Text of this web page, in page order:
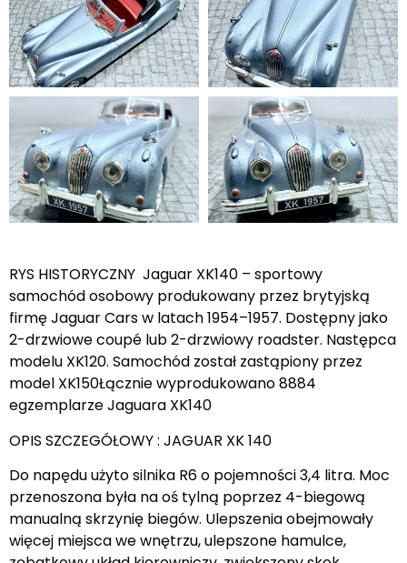
RYS HISTORYCZNY Jaguar XK140 – sportowy
samochód osobowy produkowany przez brytyjską
firmę Jaguar Cars w latach 1954–1957. Dostępny jako
2-drzwiowe coupé lub 2-drzwiowy roadster. Następca
modelu XK120. Samochód został zastąpiony przez
model XK150Łącznie wyprodukowano 8884
egzemplarze Jaguara XK140
OPIS SZCZEGÓŁOWY : JAGUAR XK 140
Do napędu użyto silnika R6 o pojemności 3,4 litra. Moc
przenoszona była na oś tylną poprzez 4-biegową
manualną skrzynię biegów. Ulepszenia obejmowały
więcej miejsca we wnętrzu, ulepszone hamulce,